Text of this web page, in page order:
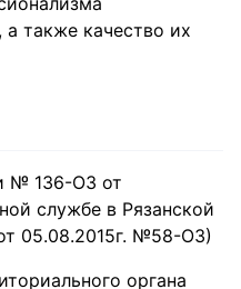
также качество их
№ 136-ОЗ от
службе в Рязанской
05.08.2015г. №58-ОЗ)
органа